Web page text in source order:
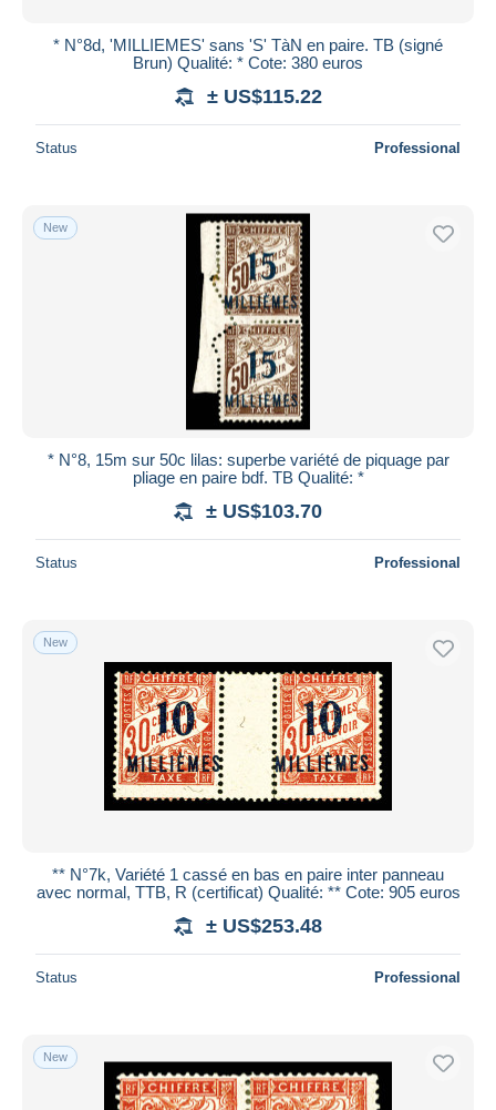
* N°8d, 'MILLIEMES' sans 'S' TàN en paire. TB (signé
Brun) Qualité: * Cote: 380 euros
± US$115.22
Status Professional
New
* N°8, 15m sur 50c lilas: superbe variété de piquage par
pliage en paire bdf. TB Qualité: *
± US$103.70
Status Professional
New
** N°7k, Variété 1 cassé en bas en paire inter panneau
avec normal, TTB, R (certificat) Qualité: ** Cote: 905 euros
± US$253.48
Status Professional
New